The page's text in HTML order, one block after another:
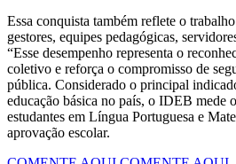
Essa conquista também reflete o
gestores, equipes pedagógicas,
“Esse desempenho representa o
coletivo e reforça o compromisso de
pública. Considerado o principal
educação básica no país, o IDEB mede
estudantes em Língua Portuguesa e
aprovação escolar.